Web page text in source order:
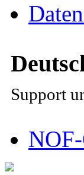
Support